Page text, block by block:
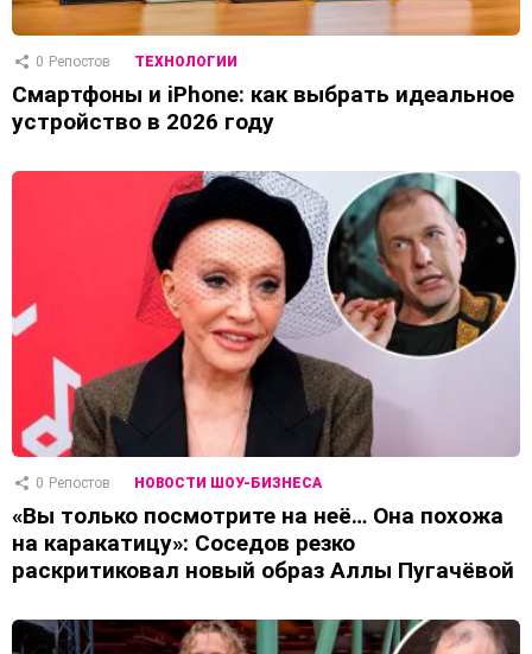
0 Репостов ТЕХНОЛОГИИ
Смартфоны и iPhone: как выбрать идеальное
устройство в 2026 году
0 Репостов НОВОСТИ ШОУ-БИЗНЕСА
«Вы только посмотрите на неё… Она похожа
на каракатицу»: Соседов резко
раскритиковал новый образ Аллы Пугачёвой